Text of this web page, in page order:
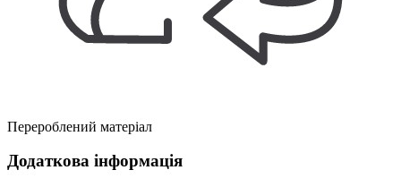
Перероблений матеріал
Додаткова інформація